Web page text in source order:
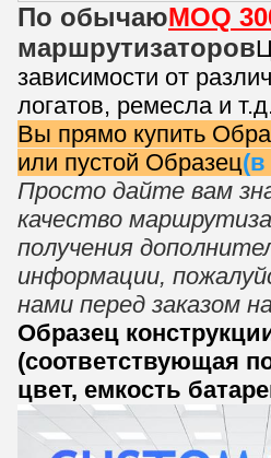
По обычаюMOQ
маршрутизаторов
зависимости от
логатов, ремесла и
Вы прямо купить
или пустой Образец(в
Просто дайте вам
качество
получения
информации,
нами перед заказом
Образец
(соответствующая
цвет, емкость